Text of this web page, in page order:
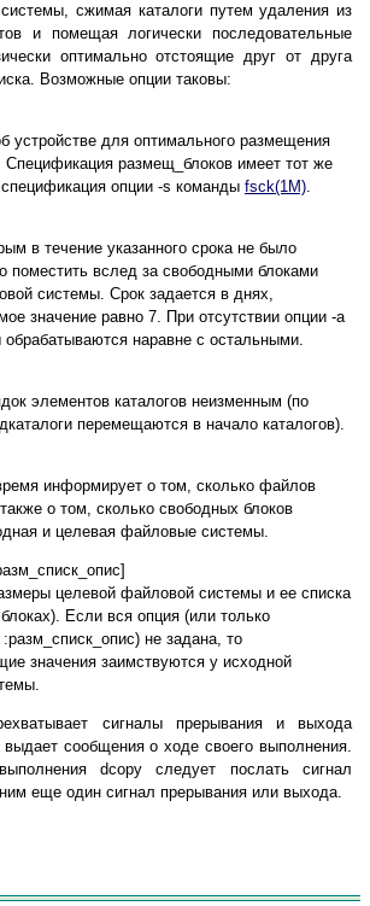
сжимая каталоги путем удаления из
и помещая логически последовательные
оптимально отстоящие друг от друга
Возможные опции таковы:
устройстве для оптимального размещения
размещ_блоков имеет тот же
опции -s команды fsck(1M).
в течение указанного срока не было
поместить вслед за свободными блоками
системы. Срок задается в днях,
значение равно 7. При отсутствии опции -a
наравне с остальными.
элементов каталогов неизменным (по
перемещаются в начало каталогов).
информирует о том, сколько файлов
о том, сколько свободных блоков
и целевая файловые системы.
целевой файловой системы и ее списка
Если вся опция (или только
не задана, то
значения заимствуются у исходной
сигналы прерывания и выхода
сообщения о ходе своего выполнения.
dcopy следует послать сигнал
еще один сигнал прерывания или выхода.